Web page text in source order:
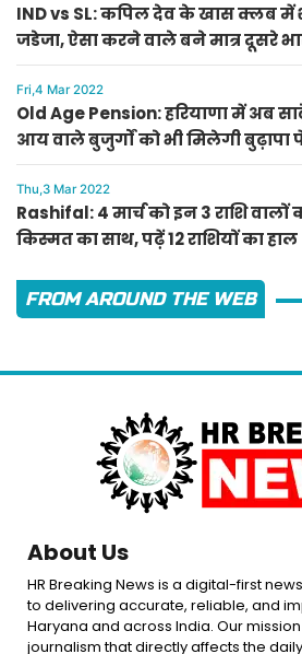
IND vs SL: कपिल देव के खास क्लब में
जडेजा, ऐसा करने वाले बने मात्र दूसरे
Fri,4 Mar 2022
Old Age Pension: हरियाणा में अब
आय वाले बुजुर्गों को भी मिलेगी
लाल का ऐलान
Thu,3 Mar 2022
Rashifal: 4 मार्च को इन 3 राशि
किस्मत का साथ, पढ़ें 12 राशियों का हाल
FROM AROUND THE WEB
About Us
HR Breaking News is a digital-first
to delivering accurate, reliable, and
Haryana and across India. Our
journalism that directly affects the